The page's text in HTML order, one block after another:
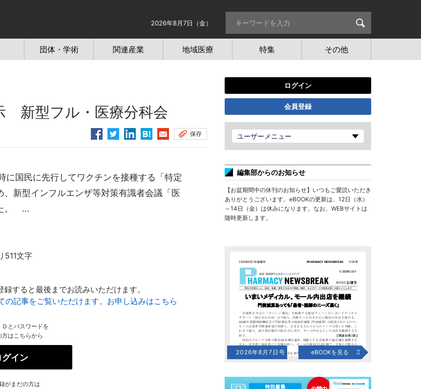
2026年8月7日（金）
団体・学術 関連産業 地域医療 特集 その他
新型フル・医療分科会
保存
国民に先行してワクチンを接種する「特定
新型インフルエンザ等対策有識者会議「医
。 ...
511文字
すると最後までお読みいただけます。
記事をご覧いただけます。お申し込みはこちら
Ｄとパスワードを
方はこちらから
グイン
がまだの方は
ログイン
会員登録
ユーザーメニュー
編集部からのお知らせ
【お盆期間中の休刊のお知らせ】いつもご愛読いただき
ありがとうございます。eBOOKの更新は、12日（水）
～14日（金）は休みになります。なお、WEBサイトは
随時更新します。
2026年8月7日号 eBOOKを見る